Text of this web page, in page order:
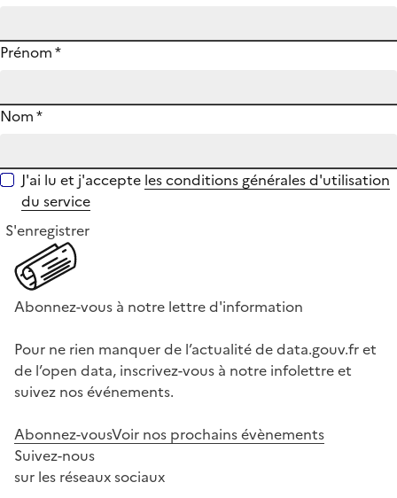
Prénom*
Nom*
J'ai lu et j'accepte les conditions générales d'utilisation
du service
S'enregistrer
Abonnez-vous à notre lettre d'information
Pour ne rien manquer de l’actualité de data.gouv.fr et
de l’open data, inscrivez-vous à notre infolettre et
suivez nos événements.
Abonnez-vousVoir nos prochains évènements
Suivez-nous
sur les réseaux sociaux